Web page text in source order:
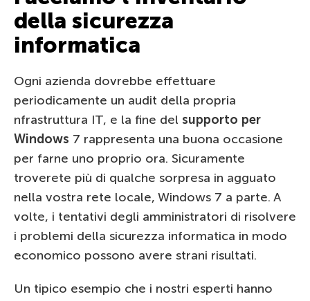
della sicurezza
informatica
Ogni azienda dovrebbe effettuare
periodicamente un audit della propria
nfrastruttura IT, e la fine del supporto per
Windows 7 rappresenta una buona occasione
per farne uno proprio ora. Sicuramente
troverete più di qualche sorpresa in agguato
nella vostra rete locale, Windows 7 a parte. A
volte, i tentativi degli amministratori di risolvere
i problemi della sicurezza informatica in modo
economico possono avere strani risultati.
Un tipico esempio che i nostri esperti hanno